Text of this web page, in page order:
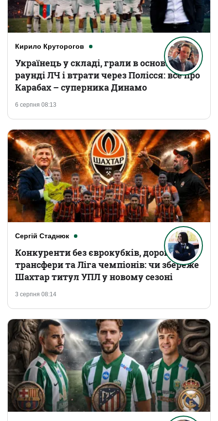
Кирило Круторогов
6 серпня 08:13
Українець у складі, грали в основному
раунді ЛЧ і втрати через Полісся: все про
Карабах – суперника Динамо
Сергій Стаднюк
3 серпня 08:14
Конкуренти без єврокубків, дорогі
трансфери та Ліга чемпіонів: чи збереже
Шахтар титул УПЛ у новому сезоні